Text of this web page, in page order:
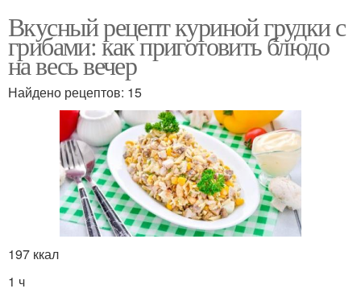
Вкусный рецепт куриной грудки с
грибами: как приготовить блюдо
на весь вечер
Найдено рецептов: 15
197 ккал
1 ч